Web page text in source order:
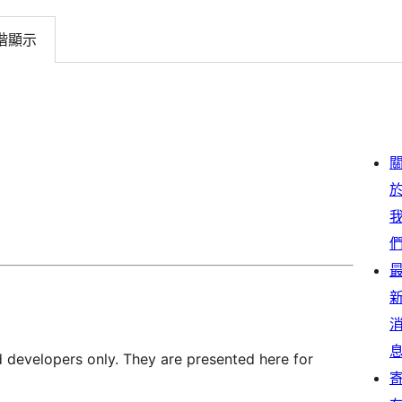
顯示
only. They are presented here for